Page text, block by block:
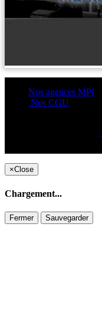
Nos agences MPI
Nos CGU
×Close
Chargement...
Fermer Sauvegarder